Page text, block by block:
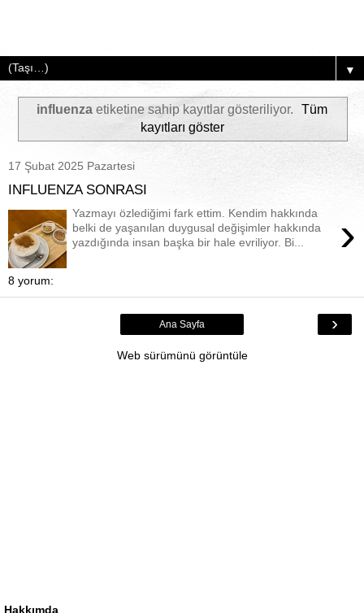
▼
influenzaetiketine sahip kayıtlar gösteriliyor.
Tüm
kayıtları göster
17 Şubat 2025 Pazartesi
INFLUENZA SONRASI
›
Yazmayı özlediğimi fark ettim. Kendim hakkında
belki de yaşanılan duygusal değişimler hakkında
yazdığında insan başka bir hale evriliyor. Bi...
8 yorum:
›
Ana Sayfa
Web sürümünü görüntüle
Hakkımda